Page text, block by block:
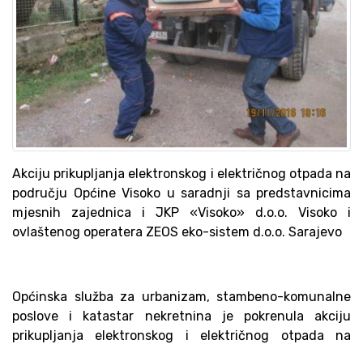
Akciju prikupljanja elektronskog i električnog otpada na
području Općine Visoko u saradnji sa predstavnicima
mjesnih zajednica i JKP «Visoko» d.o.o. Visoko i
ovlaštenog operatera ZEOS eko-sistem d.o.o. Sarajevo
Općinska služba za urbanizam, stambeno-komunalne
poslove i katastar nekretnina je pokrenula akciju
prikupljanja elektronskog i električnog otpada na